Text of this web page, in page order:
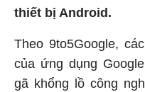
thiết bị Android.
Theo 9to5Google,
của ứng dụng
gã khổng lồ công